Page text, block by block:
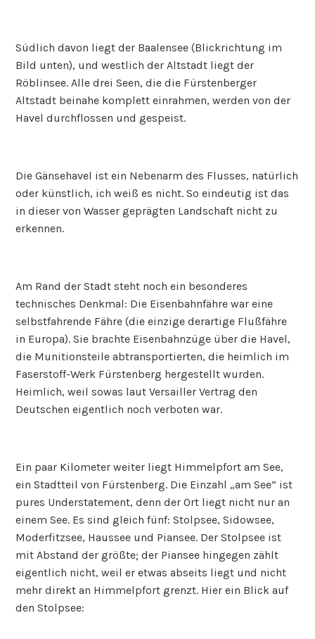
Südlich davon liegt der Baalensee (Blickrichtung im
Bild unten), und westlich der Altstadt liegt der
Röblinsee. Alle drei Seen, die die Fürstenberger
Altstadt beinahe komplett einrahmen, werden von der
Havel durchflossen und gespeist.
Die Gänsehavel ist ein Nebenarm des Flusses, natürlich
oder künstlich, ich weiß es nicht. So eindeutig ist das
in dieser von Wasser geprägten Landschaft nicht zu
erkennen.
Am Rand der Stadt steht noch ein besonderes
technisches Denkmal: Die Eisenbahnfähre war eine
selbstfahrende Fähre (die einzige derartige Flußfähre
in Europa). Sie brachte Eisenbahnzüge über die Havel,
die Munitionsteile abtransportierten, die heimlich im
Faserstoff-Werk Fürstenberg hergestellt wurden.
Heimlich, weil sowas laut Versailler Vertrag den
Deutschen eigentlich noch verboten war.
Ein paar Kilometer weiter liegt Himmelpfort am See,
ein Stadtteil von Fürstenberg. Die Einzahl „am See“ ist
pures Understatement, denn der Ort liegt nicht nur an
einem See. Es sind gleich fünf: Stolpsee, Sidowsee,
Moderfitzsee, Haussee und Piansee. Der Stolpsee ist
mit Abstand der größte; der Piansee hingegen zählt
eigentlich nicht, weil er etwas abseits liegt und nicht
mehr direkt an Himmelpfort grenzt. Hier ein Blick auf
den Stolpsee: